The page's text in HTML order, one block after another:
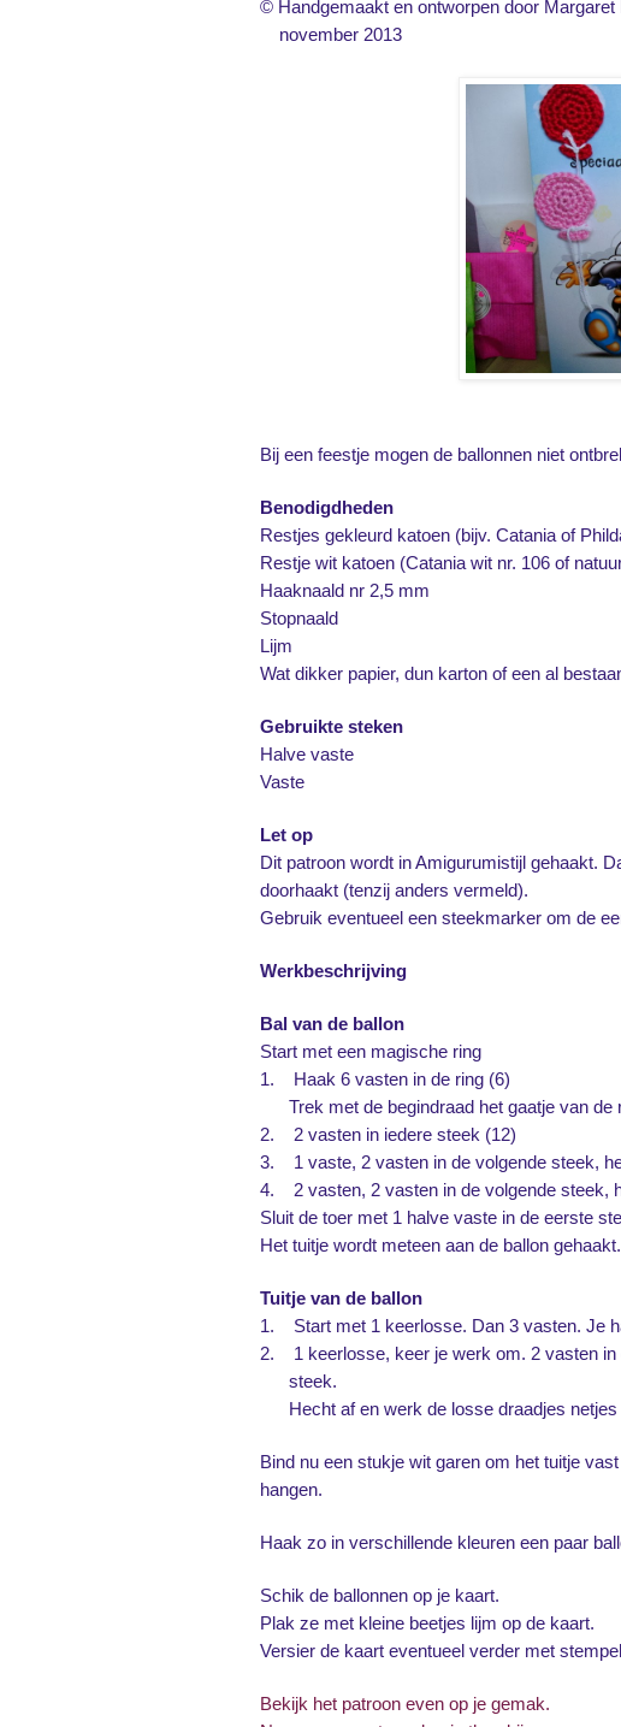
© Handgemaakt en ontworpen door
november 2013
Bij een feestje mogen de ballonnen niet
Benodigdheden
Restjes gekleurd katoen (bijv. Catania of
Restje wit katoen (Catania wit nr. 106 of
Haaknaald nr 2,5 mm
Stopnaald
Lijm
Wat dikker papier, dun karton of een al
Gebruikte steken
Halve vaste
Vaste
Let op
Dit patroon wordt in Amigurumistijl gehaakt.
doorhaakt (tenzij anders vermeld).
Gebruik eventueel een steekmarker om de
Werkbeschrijving
Bal van de ballon
Start met een magische ring
1.
Haak 6 vasten in de ring (6)
Trek met de begindraad het gaatje van de
2.
2 vasten in iedere steek (12)
3.
1 vaste, 2 vasten in de volgende steek,
4.
2 vasten, 2 vasten in de volgende steek,
Sluit de toer met 1 halve vaste in de eerste
Het tuitje wordt meteen aan de ballon gehaakt.
Tuitje van de ballon
1.
Start met 1 keerlosse. Dan 3 vasten. Je
2.
1 keerlosse, keer je werk om. 2 vasten
steek.
Hecht af en werk de losse draadjes netjes
Bind nu een stukje wit garen om het tuitje
hangen.
Haak zo in verschillende kleuren een paar
Schik de ballonnen op je kaart.
Plak ze met kleine beetjes lijm op de kaart.
Versier de kaart eventueel verder met
Bekijk het patroon even op je gemak.